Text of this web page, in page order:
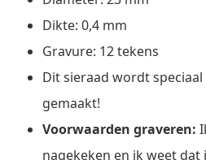
Dikte: 0,4 mm
Gravure: 12 tekens
Dit sieraad wordt
gemaakt!
Voorwaarden graveren:
nagekeken en ik weet